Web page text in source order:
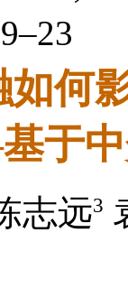
何
于中
志远3